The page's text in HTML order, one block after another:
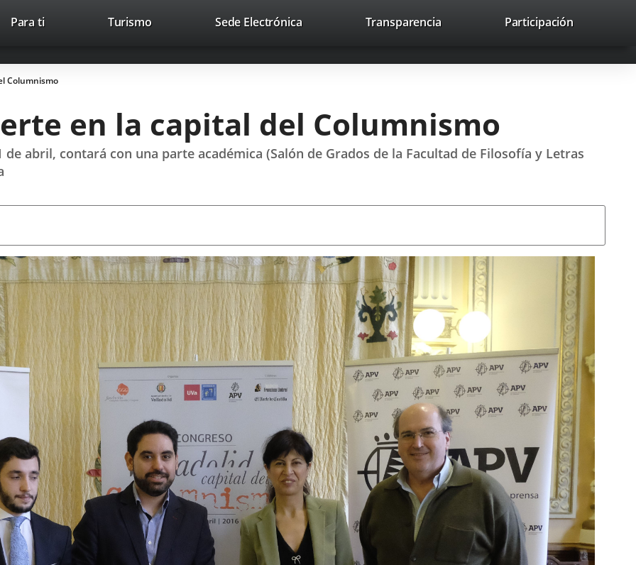
Trabaja con nosotros Contacto avaHeaderSocial
Enlace
una
Enlace
una
Enlace
una
Recherche
Para ti TurismoEste
abrirá
nueva.
Sede ElectrónicaEnlace
aplicación
Transparencia Participación
Columnismo
en la capital del Columnismo
de abril, contará con una parte académica (Salón de Grados de la Facultad de Filosofía y Letras